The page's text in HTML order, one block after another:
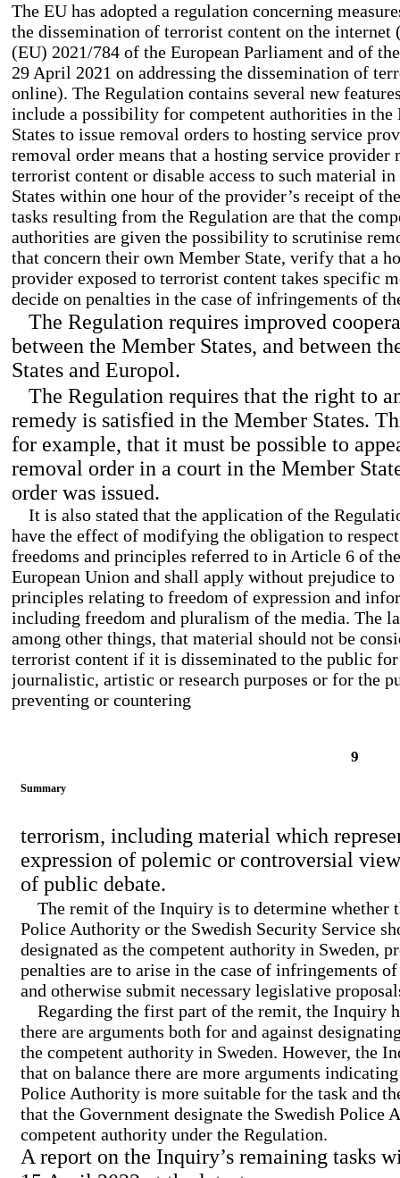
The EU has adopted a regulation concerning
the dissemination of terrorist content on the internet
(EU) 2021/784 of the European Parliament and of
29 April 2021 on addressing the dissemination of
online). The Regulation contains several new
include a possibility for competent authorities in the
States to issue removal orders to hosting service
removal order means that a hosting service provider
terrorist content or disable access to such material
States within one hour of the provider’s receipt of
tasks resulting from the Regulation are that the
authorities are given the possibility to scrutinise
that concern their own Member State, verify that a
provider exposed to terrorist content takes specific
decide on penalties in the case of infringements of
The Regulation requires improved
between the Member States, and between
States and Europol.
The Regulation requires that the right to
remedy is satisfied in the Member States.
for example, that it must be possible to
removal order in a court in the Member
order was issued.
It is also stated that the application of the
have the effect of modifying the obligation to
freedoms and principles referred to in Article 6 of
European Union and shall apply without prejudice to
principles relating to freedom of expression and
including freedom and pluralism of the media. The
among other things, that material should not be
terrorist content if it is disseminated to the public
journalistic, artistic or research purposes or for the
preventing or countering
9
Summary
terrorism, including material which
expression of polemic or controversial
of public debate.
The remit of the Inquiry is to determine whether
Police Authority or the Swedish Security Service
designated as the competent authority in Sweden,
penalties are to arise in the case of infringements
and otherwise submit necessary legislative
Regarding the first part of the remit, the Inquiry
there are arguments both for and against
the competent authority in Sweden. However, the
that on balance there are more arguments
Police Authority is more suitable for the task and
that the Government designate the Swedish Police
competent authority under the Regulation.
A report on the Inquiry’s remaining tasks